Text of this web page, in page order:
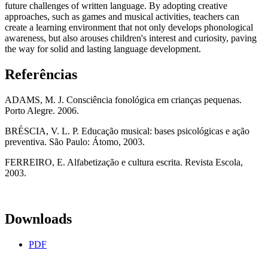
future challenges of written language. By adopting creative
approaches, such as games and musical activities, teachers can
create a learning environment that not only develops phonological
awareness, but also arouses children's interest and curiosity, paving
the way for solid and lasting language development.
Referências
ADAMS, M. J. Consciência fonológica em crianças pequenas.
Porto Alegre. 2006.
BRÉSCIA, V. L. P. Educação musical: bases psicológicas e ação
preventiva. São Paulo: Átomo, 2003.
FERREIRO, E. Alfabetização e cultura escrita. Revista Escola,
2003.
Downloads
PDF